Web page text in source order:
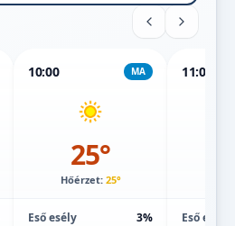
10:00 MA
25°
Hőérzet: 25°
Eső esély
3%
11:00
Eső esély